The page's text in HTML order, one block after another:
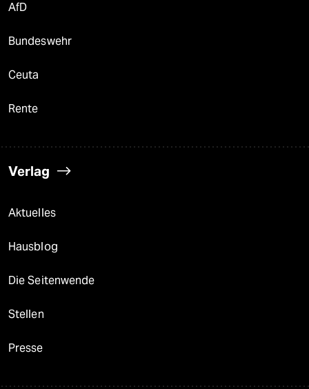
AfD
Bundeswehr
Ceuta
Rente
Verlag
Aktuelles
Hausblog
Die Seitenwende
Stellen
Presse